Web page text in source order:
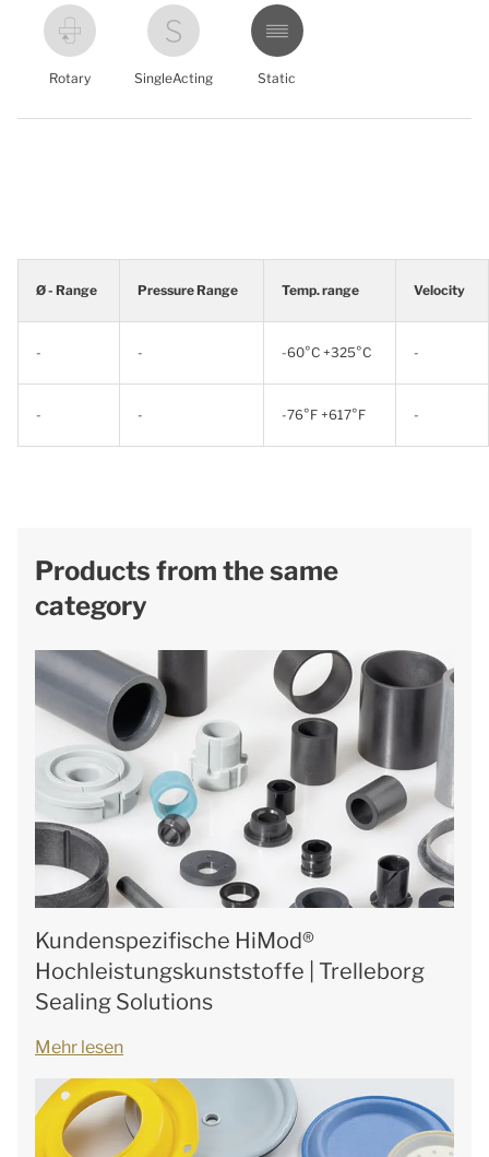
Rotary SingleActing Static
Ø - Range Pressure Range Temp. range Velocity
- - -60°C +325°C -
- - -76°F +617°F -
Products from the same
category
Kundenspezifische HiMod®
Hochleistungskunststoffe | Trelleborg
Sealing Solutions
Mehr lesen